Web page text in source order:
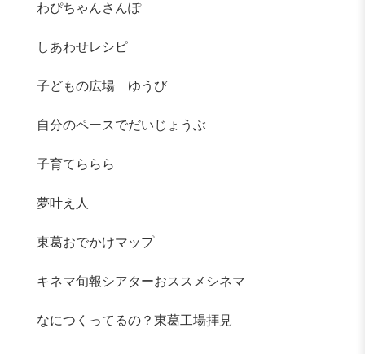
わぴちゃんさんぽ
しあわせレシピ
子どもの広場 ゆうび
自分のペースでだいじょうぶ
子育てららら
夢叶え人
東葛おでかけマップ
キネマ旬報シアターおススメシネマ
なにつくってるの？東葛工場拝見